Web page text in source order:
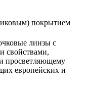
покрытием
линзы с
свойствами,
просветляющему
европейских и